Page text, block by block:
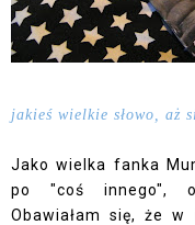
jakieś wielkie słowo, aż
Jako wielka fanka
po "coś innego",
Obawiałam się, że